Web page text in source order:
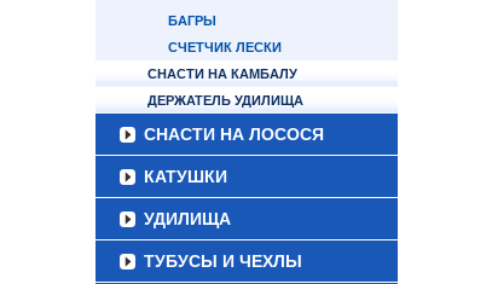
БАГРЫ
СЧЕТЧИК ЛЕСКИ
СНАСТИ НА КАМБАЛУ
ДЕРЖАТЕЛЬ УДИЛИЩА
СНАСТИ НА ЛОСОСЯ
КАТУШКИ
УДИЛИЩА
ТУБУСЫ И ЧЕХЛЫ